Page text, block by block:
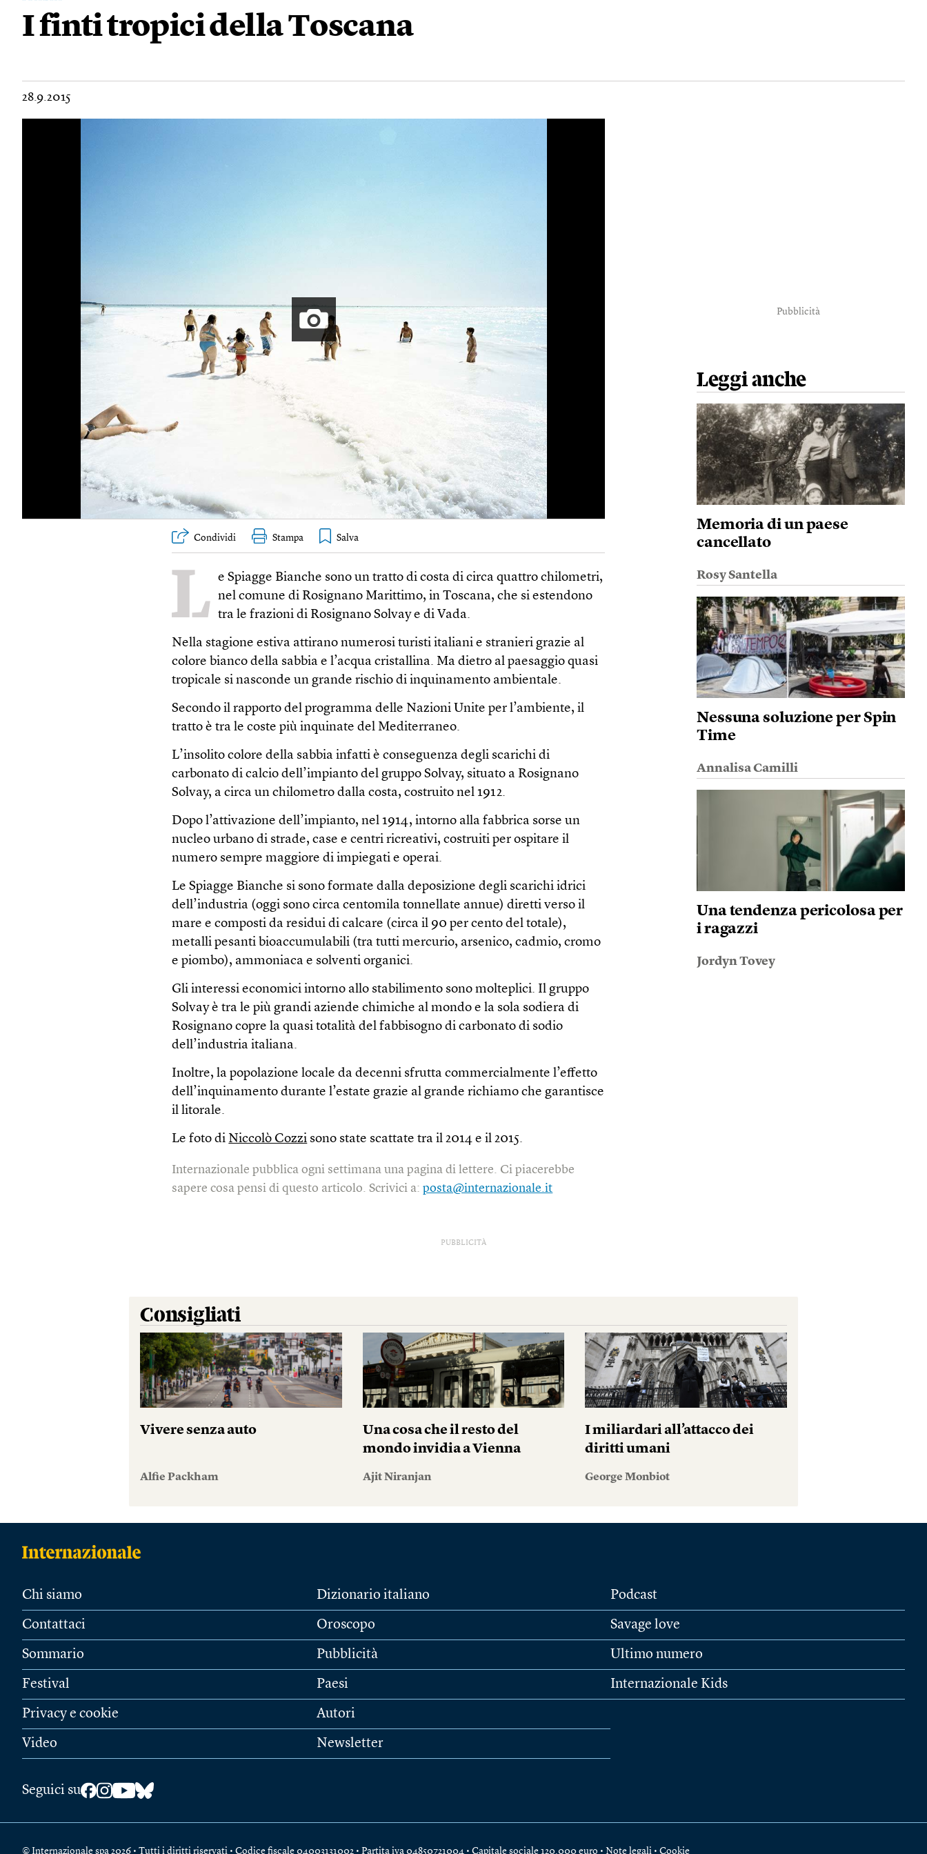
I finti tropici della Toscana
28.9.2015
Condividi Stampa
L e Spiagge Bianche sono un tratto di costa di circa quattro chilometri,
nel comune di Rosignano Marittimo, in Toscana, che si estendono
tra le frazioni di Rosignano Solvay e di Vada.
Nella stagione estiva attirano numerosi turisti italiani e stranieri grazie al
colore bianco della sabbia e l’acqua cristallina. Ma dietro al paesaggio quasi
tropicale si nasconde un grande rischio di inquinamento ambientale.
Secondo il rapporto del programma delle Nazioni Unite per l’ambiente, il
tratto è tra le coste più inquinate del Mediterraneo.
L’insolito colore della sabbia infatti è conseguenza degli scarichi di
carbonato di calcio dell’impianto del gruppo Solvay, situato a Rosignano
Solvay, a circa un chilometro dalla costa, costruito nel 1912.
Dopo l’attivazione dell’impianto, nel 1914, intorno alla fabbrica sorse un
nucleo urbano di strade, case e centri ricreativi, costruiti per ospitare il
numero sempre maggiore di impiegati e operai.
Le Spiagge Bianche si sono formate dalla deposizione degli scarichi idrici
dell’industria (oggi sono circa centomila tonnellate annue) diretti verso il
mare e composti da residui di calcare (circa il 90 per cento del totale),
metalli pesanti bioaccumulabili (tra tutti mercurio, arsenico, cadmio, cromo
e piombo), ammoniaca e solventi organici.
Gli interessi economici intorno allo stabilimento sono molteplici. Il gruppo
Solvay è tra le più grandi aziende chimiche al mondo e la sola sodiera di
Rosignano copre la quasi totalità del fabbisogno di carbonato di sodio
dell’industria italiana.
Inoltre, la popolazione locale da decenni sfrutta commercialmente l’effetto
dell’inquinamento durante l’estate grazie al grande richiamo che garantisce
il litorale.
Le foto di Niccolò Cozzi sono state scattate tra il 2014 e il 2015.
Internazionale pubblica ogni settimana una pagina di lettere. Ci piacerebbe
sapere cosa pensi di questo articolo. Scrivici a:posta@internazionale.it
Pubblicità
Leggi anche
Memoria di un paese
cancellato
Rosy Santella
Nessuna soluzione per Spin
Time
Annalisa Camilli
Una tendenza pericolosa per
i ragazzi
Jordyn Tovey
PUBBLICITÀ
Consigliati
Vivere senza auto
Alfie Packham
Una cosa che il resto del
mondo invidia a Vienna
Ajit Niranjan
I miliardari all’attacco dei
diritti umani
George Monbiot
Chi siamo
Contattaci
Sommario
Festival
Privacy e cookie
Video
Dizionario italiano
Oroscopo
Pubblicità
Paesi
Autori
Newsletter
Podcast
Savage love
Ultimo numero
Internazionale Kids
Seguici su
© Internazionale spa 2026 • Tutti i diritti riservati • Codice fiscale 04003131002 • Partita iva 04850721004 • Capitale sociale 120.000 euro • Note legali • Cookie